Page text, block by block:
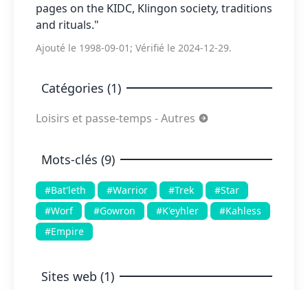
pages on the KIDC, Klingon society, traditions
and rituals."
Ajouté le 1998-09-01; Vérifié le 2024-12-29.
Catégories (1)
Loisirs et passe-temps - Autres
Mots-clés (9)
#Bat'leth #Warrior #Trek
#Star
#Worf
#Gowron #K'eyhler
#Kahless
#Empire
Sites web (1)